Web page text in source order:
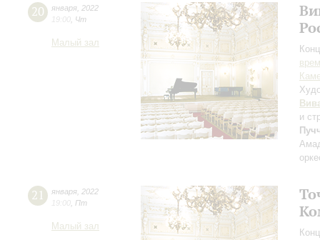
20 января 2022
19:00 Чт
Малый зал
и
21 января 2022
19:00 Пт
Малый зал